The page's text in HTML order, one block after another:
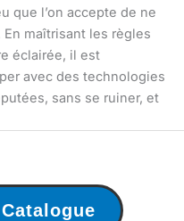
que l’on accepte de ne
maîtrisant les règles
éclairée, il est
avec des technologies
sans se ruiner, et